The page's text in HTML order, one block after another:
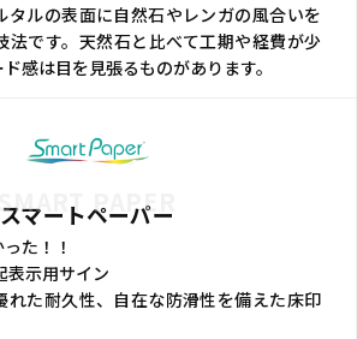
タルの表面に自然石やレンガの風合いを
法です。天然石と比べて工期や経費が少
感は目を見張るものがあります。
SMART PAPER
スマートペーパー
た！！
表示用サイン
れた耐久性、自在な防滑性を備えた床印